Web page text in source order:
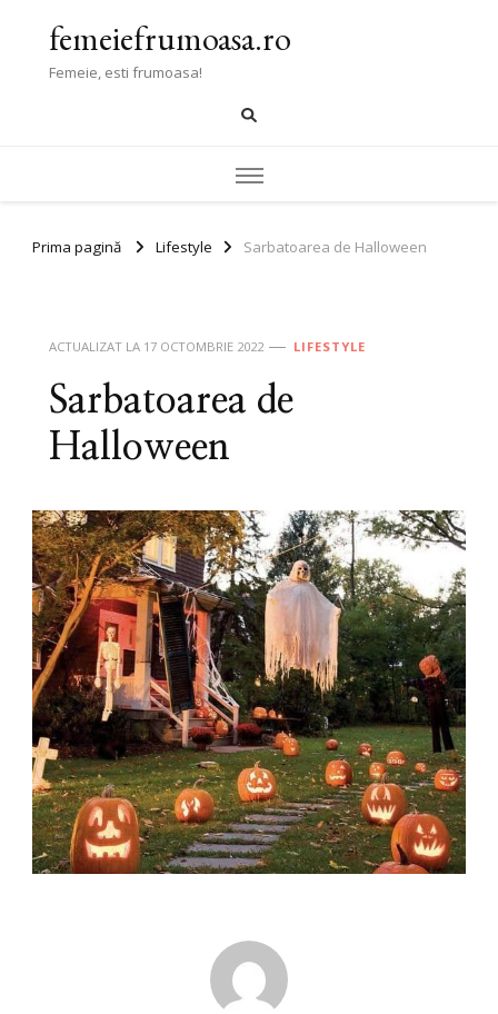
femeiefrumoasa.ro
Femeie, esti frumoasa!
Prima pagină Lifestyle Sarbatoarea de Halloween
ACTUALIZAT LA 17 OCTOMBRIE 2022 LIFESTYLE
Sarbatoarea de
Halloween